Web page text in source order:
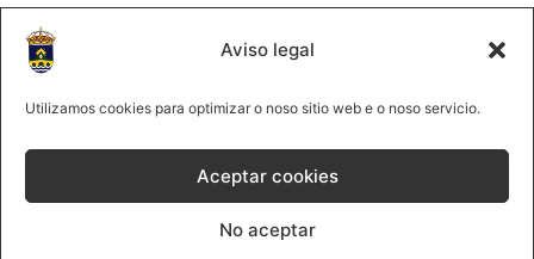
Aviso legal
Utilizamos cookies para optimizar o noso sitio web e o noso servicio.
Aceptar cookies
No aceptar
@lmco 2025
Política de cookies
Política de privacidade